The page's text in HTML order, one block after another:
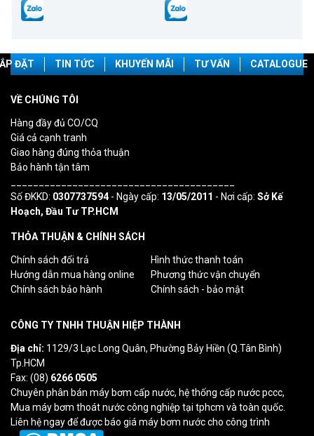
ĐẶT TIN TỨC KHUYẾN MÃI TƯ VẤN CATALOGUE
VỀ CHÚNG TÔI
Hàng đầy đủ CO/CQ
Giá cả cạnh tranh
Giao hàng đúng thỏa thuận
Bảo hành tận tâm
Số ĐKKD: 0307737594- Ngày cấp: 13/05/2011 - Nơi cấp: Sở Kế
Hoạch, Đầu Tư TP.HCM
THỎA THUẬN & CHÍNH SÁCH
Chính sách đổi trả
Hình thức thanh toán
Hướng dẫn mua hàng online
Phương thức vận chuyển
Chính sách bảo hành
Chính sách - bảo mật
CÔNG TY TNHH THUẬN HIỆP THÀNH
Địa chỉ: 1129/3 Lạc Long Quân, Phường Bảy Hiền (Q.Tân Bình)
Tp.HCM
Fax: (08) 6266 0505
Chuyên phân bán máy bơm cấp nước, hệ thống cấp nước pccc,
Mua máy bơm thoát nước công nghiệp tại tphcm và toàn quốc.
Liên hệ ngay để được báo giá máy bơm nước cho công trình